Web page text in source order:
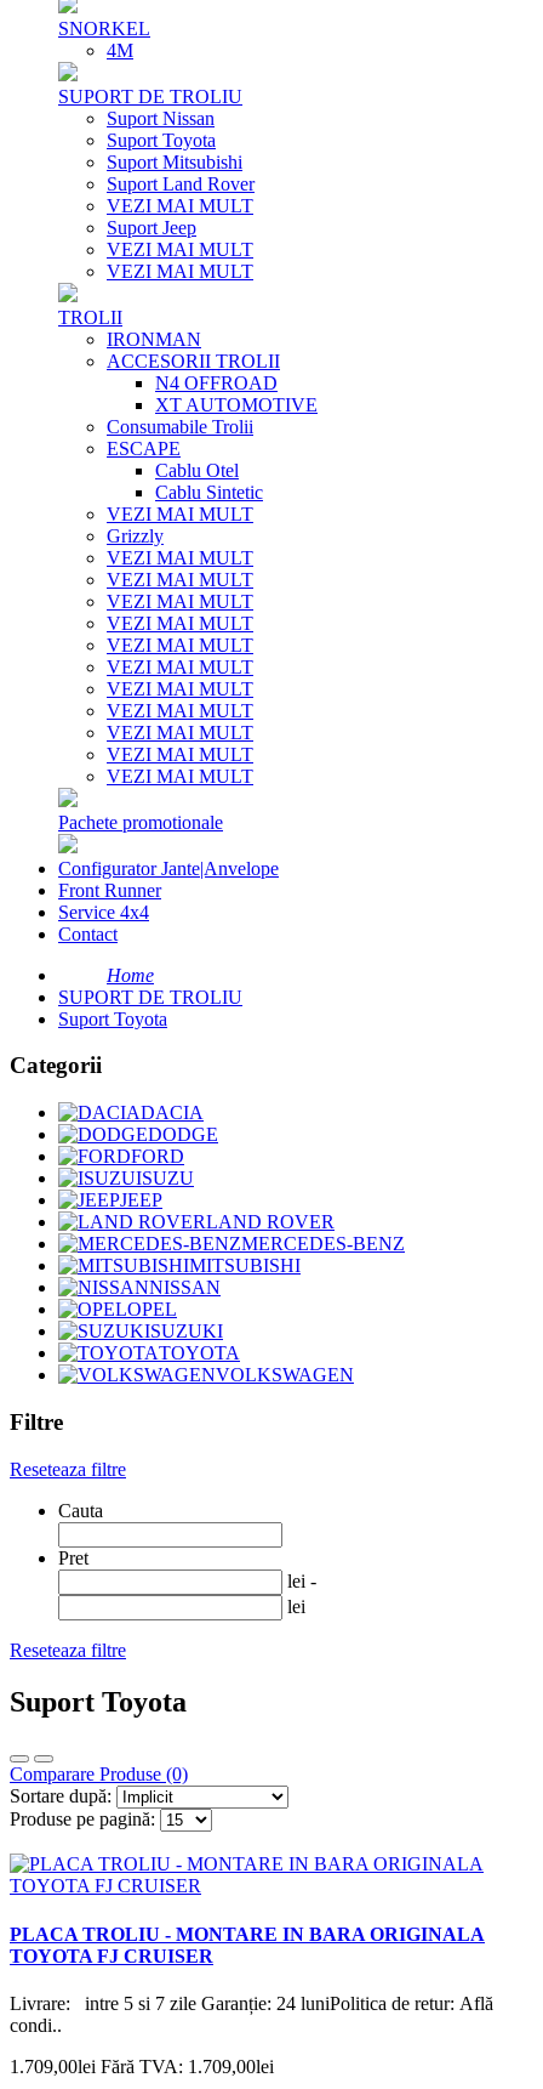
SNORKEL
4M
SUPORT DE TROLIU
Suport Nissan
Suport Toyota
Suport Mitsubishi
Suport Land Rover
VEZI MAI MULT
Suport Jeep
VEZI MAI MULT
VEZI MAI MULT
TROLII
IRONMAN
ACCESORII TROLII
N4 OFFROAD
XT AUTOMOTIVE
Consumabile Trolii
ESCAPE
Cablu Otel
Cablu Sintetic
VEZI MAI MULT
Grizzly
VEZI MAI MULT
VEZI MAI MULT
VEZI MAI MULT
VEZI MAI MULT
VEZI MAI MULT
VEZI MAI MULT
VEZI MAI MULT
VEZI MAI MULT
VEZI MAI MULT
VEZI MAI MULT
VEZI MAI MULT
Pachete promotionale
Configurator Jante|Anvelope
Front Runner
Service 4x4
Contact
Home
SUPORT DE TROLIU
Suport Toyota
Categorii
DACIA
DODGE
FORD
ISUZU
JEEP
LAND ROVER
MERCEDES-BENZ
MITSUBISHI
NISSAN
OPEL
SUZUKI
TOYOTA
VOLKSWAGEN
Filtre
Reseteaza filtre
Cauta
Pret
lei -
lei
Reseteaza filtre
Suport Toyota
Comparare Produse (0)
Sortare după:
Produse pe pagină:
PLACA TROLIU - MONTARE IN BARA ORIGINALA
TOYOTA FJ CRUISER
Livrare: intre 5 si 7 zile Garanție: 24 luniPolitica de retur: Află
condi..
1.709,00lei Fără TVA: 1.709,00lei